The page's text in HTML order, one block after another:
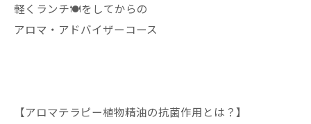
軽くランチ🍽️をしてからの
アロマ・アドバイザーコース
【アロマテラピー植物精油の抗菌作用とは？】